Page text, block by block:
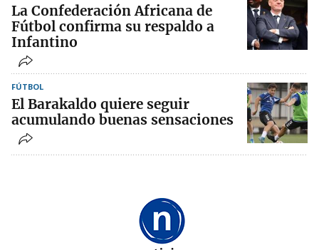
La Confederación Africana de
Fútbol confirma su respaldo a
Infantino
FÚTBOL
El Barakaldo quiere seguir
acumulando buenas sensaciones